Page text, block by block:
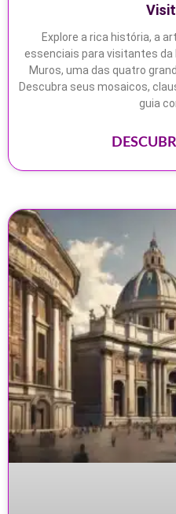
Explore a rica história, a
essenciais para visitantes da
Muros, uma das quatro
Descubra seus mosaicos,
guia